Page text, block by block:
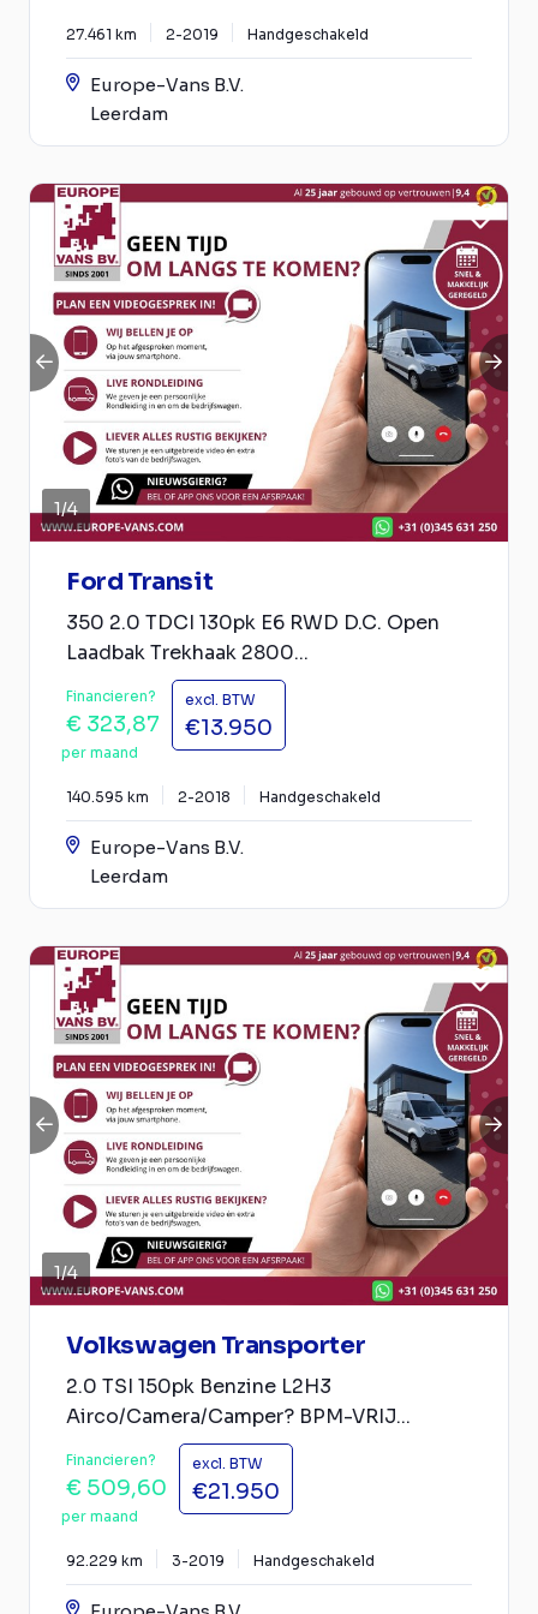
27.461 km 2-2019 Handgeschakeld
Europe-Vans B.V.
Leerdam
1/4
Ford Transit
350 2.0 TDCI 130pk E6 RWD D.C. Open
Laadbak Trekhaak 2800...
Financieren?
€ 323,87
per maand
excl. BTW
€13.950
140.595 km 2-2018 Handgeschakeld
Europe-Vans B.V.
Leerdam
1/4
Volkswagen Transporter
2.0 TSI 150pk Benzine L2H3
Airco/Camera/Camper? BPM-VRIJ...
Financieren?
€ 509,60
per maand
excl. BTW
€21.950
92.229 km 3-2019 Handgeschakeld